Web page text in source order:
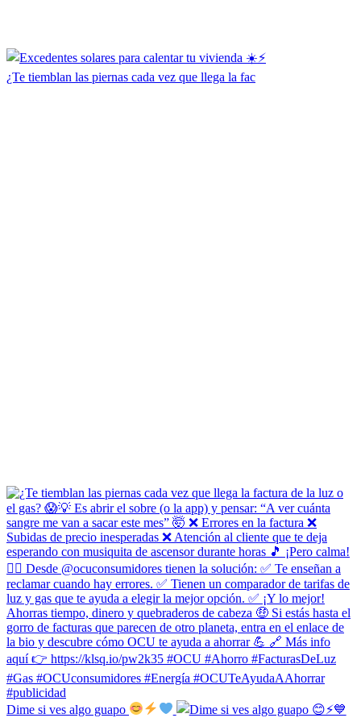
¿Te tiemblan las piernas cada vez que llega la fac
Dime si ves algo guapo